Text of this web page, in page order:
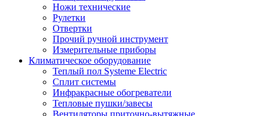
Ножи технические
Рулетки
Отвертки
Прочий ручной инструмент
Измерительные приборы
Климатическое оборудование
Теплый пол Systeme Electric
Сплит системы
Инфракрасные обогреватели
Тепловые пушки/завесы
Вентиляторы приточно-вытяжные